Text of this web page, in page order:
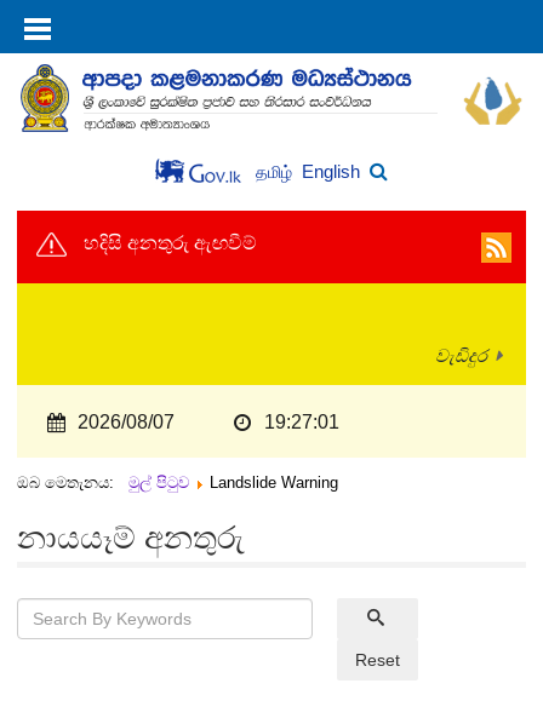
தமிழ் English
හදිසි අනතුරු ඇඟවීම්
වැඩිදුර
2026/08/07 19:27:01
ඔබ මෙතැනය: මුල් පිටුව Landslide Warning
නායයෑම් අනතුරු
Reset